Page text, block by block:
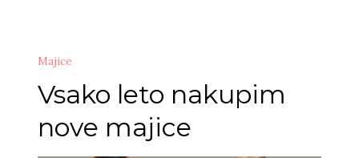
Majice
Vsako leto nakupim
nove majice